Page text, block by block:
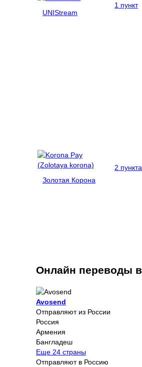
UNIStream
1 пункт
Золотая Корона
2 пункта
Онлайн переводы
Avosend
Отправляют из России
Россия
Армения
Бангладеш
Еще 24 страны
Отправляют в Россию